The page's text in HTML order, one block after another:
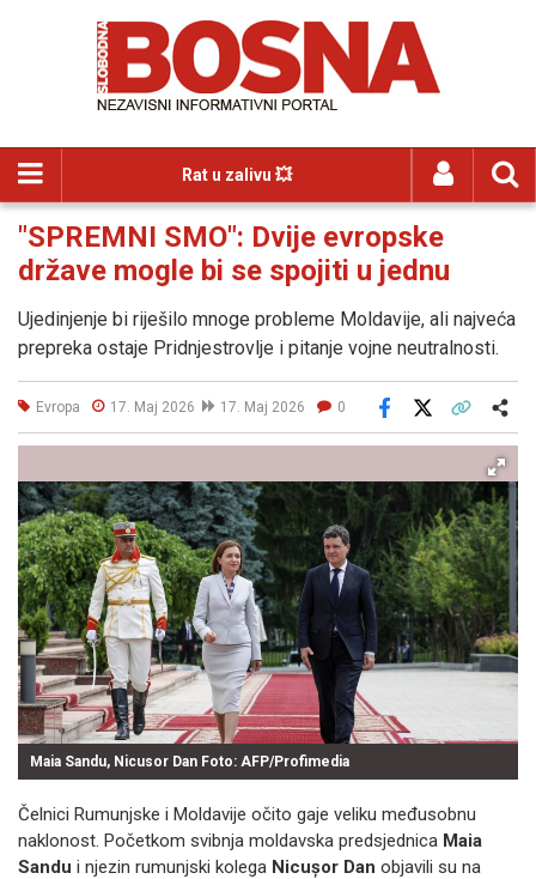
Rat u zalivu 💥
"SPREMNI SMO": Dvije evropske
države mogle bi se spojiti u jednu
Ujedinjenje bi riješilo mnoge probleme Moldavije, ali najveća
prepreka ostaje Pridnjestrovlje i pitanje vojne neutralnosti.
Evropa 17. Maj 2026 17. Maj 2026 0
Facebook
Maia Sandu, Nicusor Dan Foto: AFP/Profimedia
Čelnici Rumunjske i Moldavije očito gaje veliku međusobnu
naklonost. Početkom svibnja moldavska predsjednica Maia
Sandu i njezin rumunjski kolega Nicușor Dan objavili su na